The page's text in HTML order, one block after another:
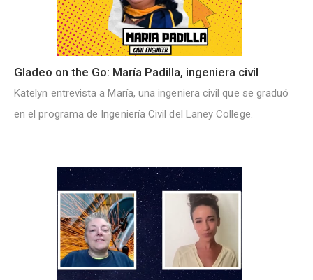
Gladeo on the Go: María Padilla, ingeniera civil
Katelyn entrevista a María, una ingeniera civil que se graduó
en el programa de Ingeniería Civil del Laney College.